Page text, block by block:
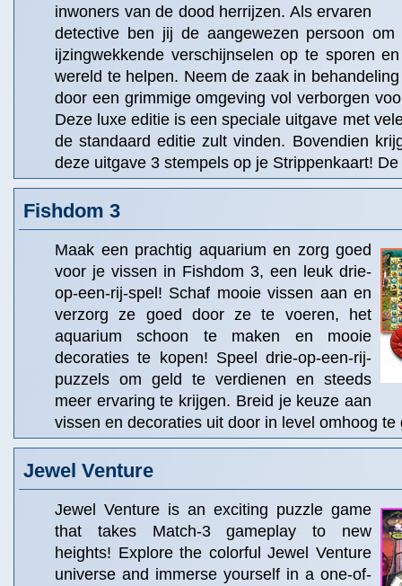
inwoners van de dood herrijzen. Als ervaren
detective ben jij de aangewezen persoon
ijzingwekkende verschijnselen op te sporen
wereld te helpen. Neem de zaak in
door een grimmige omgeving vol verborgen
Deze luxe editie is een speciale uitgave met
de standaard editie zult vinden. Bovendien
deze uitgave 3 stempels op je Strippenkaart!
Fishdom 3
Maak een prachtig aquarium en zorg goed
voor je vissen in Fishdom 3, een leuk drie-
op-een-rij-spel! Schaf mooie vissen aan en
verzorg ze goed door ze te voeren, het
aquarium schoon te maken en mooie
decoraties te kopen! Speel drie-op-een-rij-
puzzels om geld te verdienen en steeds
meer ervaring te krijgen. Breid je keuze aan
vissen en decoraties uit door in level omhoog te
Jewel Venture
Jewel Venture is an exciting puzzle game
that takes Match-3 gameplay to new
heights! Explore the colorful Jewel Venture
universe and immerse yourself in a one-of-